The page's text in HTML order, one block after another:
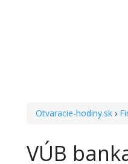
Otvaracie-hodiny.sk ›
VÚB